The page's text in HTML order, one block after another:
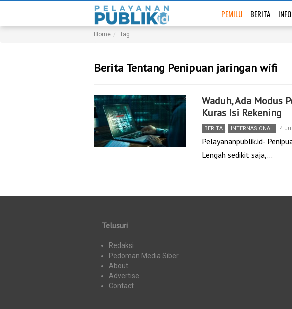
PEMILU BERITA
Home Tag
Berita Tentang Penipuan jaringan wifi
Waduh, Ada Modus
Kuras Isi Rekening
BERITA , INTERNASIONAL 4
Pelayananpublik.id-
Lengah sedikit saja,…
Telusuri
Redaksi
Pedoman Media Siber
About
Advertise
Contact